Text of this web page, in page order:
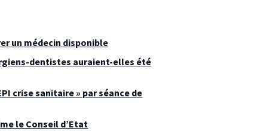
un médecin disponible
dentistes auraient-elles été
crise sanitaire » par séance de
le Conseil d’Etat